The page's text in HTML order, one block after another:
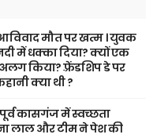
विवाद मौत पर खत्म । युवक
में धक्का दिया? क्यों एक
किया? फ़्रेंडशिप डे पर
क्या थी ?
कासगंज में स्वच्छता
लाल और टीम ने पेश की